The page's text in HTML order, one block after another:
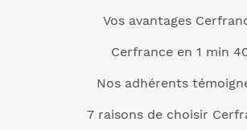
Vos avantages
Cerfrance en 1 min
Nos adhérents
7 raisons de choisir